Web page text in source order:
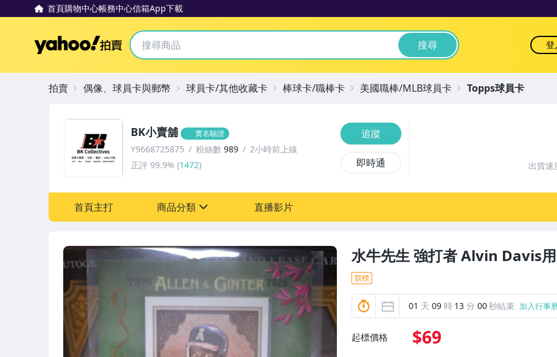
首頁購物中心帳務中心信箱App下載
Yahoo拍賣 搜尋 登
水牛先生 強打者 Alvin Davis
競標
01 天 09 時 12 分 58秒結束 加入行事
起標價格 $69
BK小賣舖 實名驗證
Y9668725875 粉絲數 989
2小時前上線
正評 99.9% (1472)
追蹤
即時通 出貨速
首頁主打 商品分類
玩具、模型與公仔
偶像、球員卡與郵幣
直播影片
拍賣 偶像、球員卡與郵幣 球員卡/其他收藏卡 棒球卡/職棒卡 美國職棒/MLB球員卡 Topps球員卡